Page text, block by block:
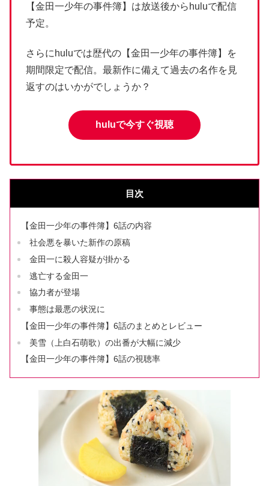
【金田一少年の事件簿】は放送後からhuluで配信
予定。
さらにhuluでは歴代の【金田一少年の事件簿】を
期間限定で配信。最新作に備えて過去の名作を見
返すのはいかがでしょうか？
huluで今すぐ視聴
目次
【金田一少年の事件簿】6話の内容
社会悪を暴いた新作の原稿
金田一に殺人容疑が掛かる
逃亡する金田一
協力者が登場
事態は最悪の状況に
【金田一少年の事件簿】6話のまとめとレビュー
美雪（上白石萌歌）の出番が大幅に減少
【金田一少年の事件簿】6話の視聴率